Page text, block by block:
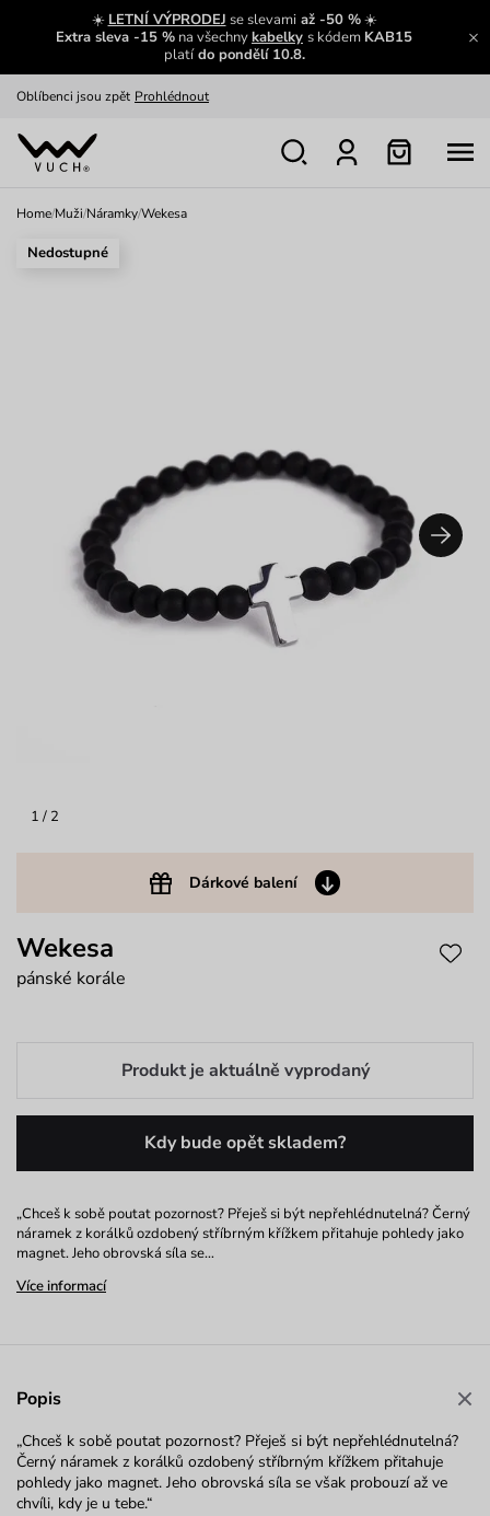
☀️ LETNÍ VÝPRODEJ se slevamiaž -50 %☀️
Extra sleva -15 % na všechnykabelky s kódem KAB15
platído pondělí 10.8.
Zajímavosti ze světa Vuch:
Zobrazit
Oblíbenci jsou zpět Prohlédnout
Nech se inspirovat
Home/Muži/Náramky/Wekesa
1 / 2
Dárkové balení
Nedostupné
Wekesa
pánské korále
Produkt je aktuálně vyprodaný
Kdy bude opět skladem?
„Chceš k sobě poutat pozornost? Přeješ si být nepřehlédnutelná? Černý
náramek z korálků ozdobený stříbrným křížkem přitahuje pohledy jako
magnet. Jeho obrovská síla se…
Více informací
Popis
„Chceš k sobě poutat pozornost? Přeješ si být nepřehlédnutelná?
Černý náramek z korálků ozdobený stříbrným křížkem přitahuje
pohledy jako magnet. Jeho obrovská síla se však probouzí až ve
chvíli, kdy je u tebe.“